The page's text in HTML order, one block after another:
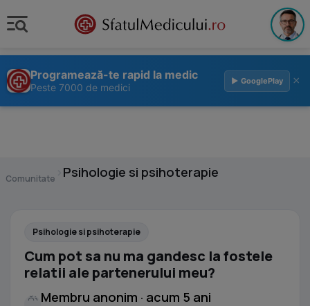
Programează-te rapid la medic
Peste 7000 de medici
▶ GooglePlay ×
Comunitate Psihologie si psihoterapie
Psihologie si psihoterapie
Cum pot sa nu ma gandesc la fostele
relatii ale partenerului meu?
Membru anonim · acum 5 ani